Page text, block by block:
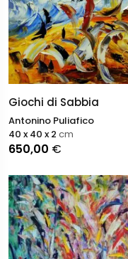
Giochi di Sabbia
Antonino Puliafico
650,00 €
40 x 40 x 2 cm